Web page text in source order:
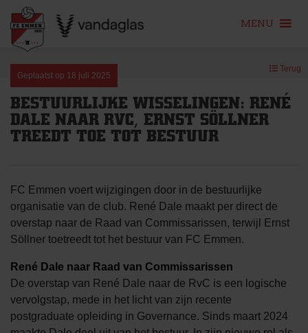
content
MENU
Geplaatst op 18 juli 2025
Terug
BESTUURLIJKE WISSELINGEN: RENÉ
DALE NAAR RVC, ERNST SÖLLNER
TREEDT TOE TOT BESTUUR
FC Emmen voert wijzigingen door in de bestuurlijke
organisatie van de club. René Dale maakt per direct de
overstap naar de Raad van Commissarissen, terwijl Ernst
Söllner toetreedt tot het bestuur van FC Emmen.
René Dale naar Raad van Commissarissen
De overstap van René Dale naar de RvC is een logische
vervolgstap, mede in het licht van zijn recente
postgraduate opleiding in Governance. Sinds maart 2024